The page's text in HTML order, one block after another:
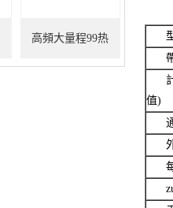
高頻大量程99热
值)